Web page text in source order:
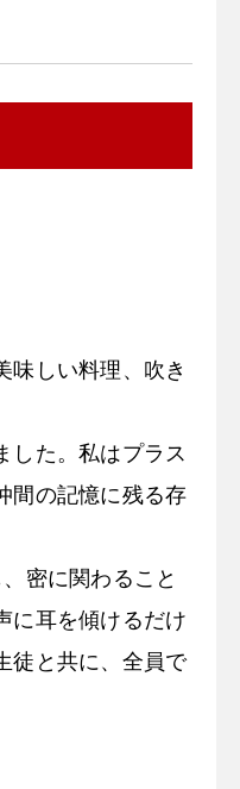
味しい料理、吹き
した。私はプラス
間の記憶に残る存
密に関わること
に耳を傾けるだけ
徒と共に、全員で